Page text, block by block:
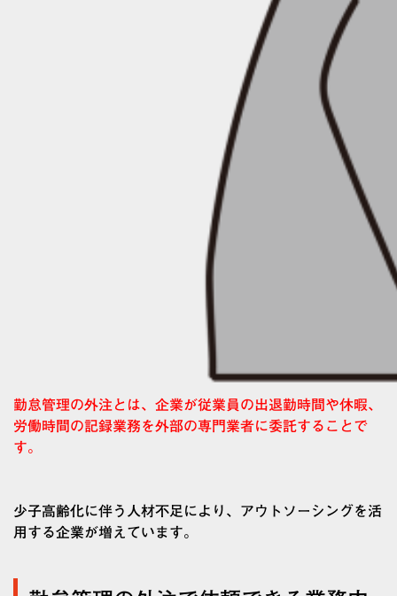
勤怠管理の外注とは、企業が従業員の出退勤時間や休暇、
労働時間の記録業務を外部の専門業者に委託することで
す。
少子高齢化に伴う人材不足により、アウトソーシングを活
用する企業が増えています。